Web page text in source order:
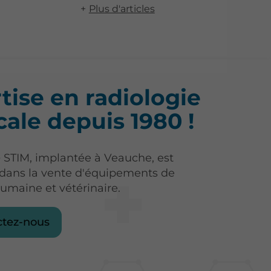
Plus d'articles
en radiologie
depuis 1980 !
implantée à Veauche, est
la vente d'équipements de
et vétérinaire.
nous